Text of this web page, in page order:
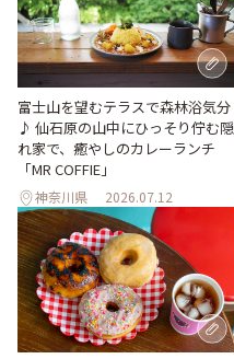
富士山を望むテラスで森林浴気分
♪ 仙石原の山中にひっそり佇む隠
れ家で、癒やしのカレーランチ
「MR COFFIE」
神奈川県 2026.07.12